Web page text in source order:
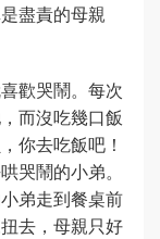
盡責的母親
歡哭鬧。每次
而沒吃幾口飯
你去吃飯吧！
哭鬧的小弟。
弟走到餐桌前
去，母親只好